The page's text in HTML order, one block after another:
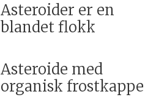
Asteroider er en
blandet flokk
Asteroide med
organisk frostkappe